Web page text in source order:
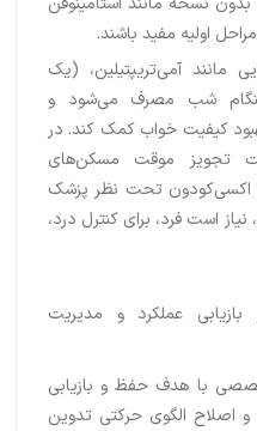
اولیه مفید باشند.
مانند آمی‌تریپتیلین، (یک
شب مصرف می‌شود و
کیفیت خواب کمک کند. در
تجویز موقت مسکن‌های
یا اکسی‌کودون تحت نظر پزشک
است فرد، برای کنترل درد،
عملکرد و مدیریت
با هدف حفظ و بازیابی
اصلاح الگوی حرکتی تدوین